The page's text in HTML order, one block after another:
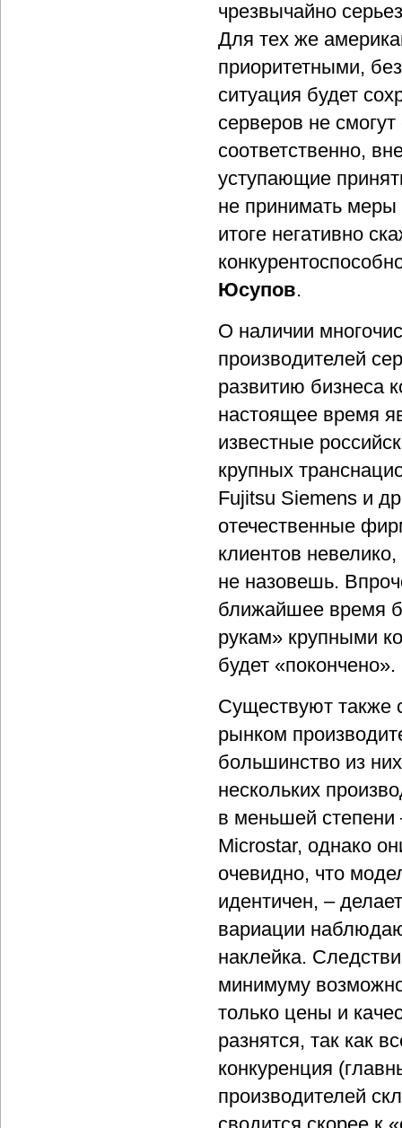
чрезвычайно
Для тех же
приоритетными,
ситуация будет
серверов не
соответственно,
уступающие
не принимать
итоге негативно
Юсупов.
О наличии
производителей
развитию бизнеса
настоящее время
известные
крупных
Fujitsu Siemens и
отечественные
клиентов
не назовешь.
ближайшее время
рукам» крупными
будет «покончено».
Существуют также
рынком
большинство из
нескольких
в меньшей степени
Microstar, однако
очевидно, что
идентичен, –
вариации
наклейка.
минимуму
только цены и
разнятся, так как
конкуренция
производителей